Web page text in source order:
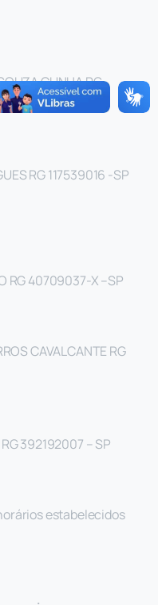
CUNHA RG
RG 117539016 -SP
RG 40709037-X –SP
CAVALCANTE RG
392192007 – SP
estabelecidos